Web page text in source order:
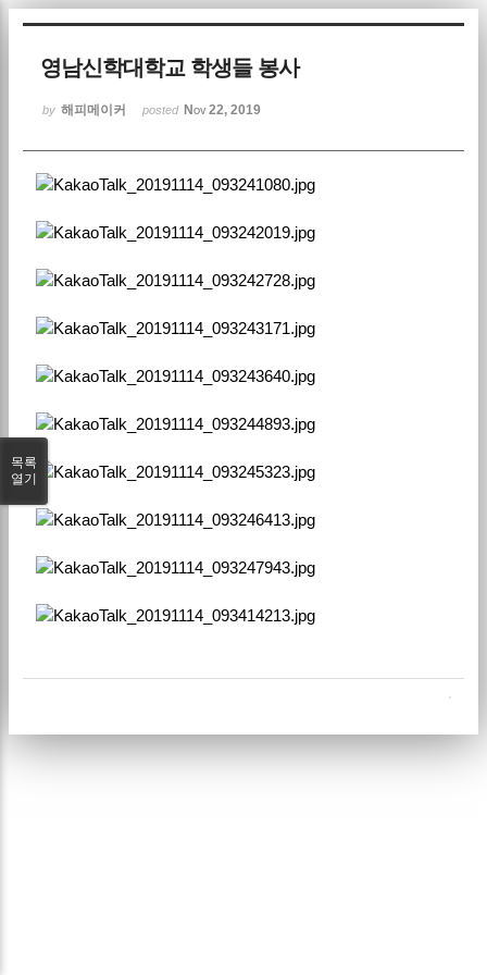
영남신학대학교 학생들 봉사
by 해피메이커 posted Nov 22, 2019
목록
열기
Sketchbook5, 스케치북5
Sketchbook5, 스케치북5